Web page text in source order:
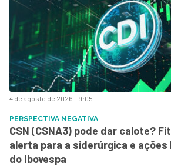
4 de agosto de 2026 - 9:05
PERSPECTIVA NEGATIVA
CSN (CSNA3) pode dar calote?
alerta para a siderúrgica e
do Ibovespa